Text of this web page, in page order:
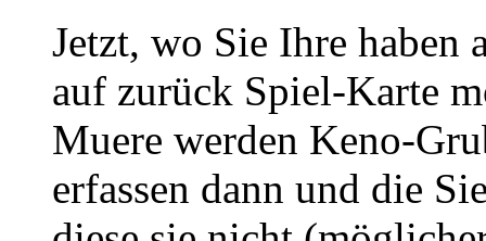
Jetzt, wo Sie Ihre haben
auf zurück Spiel-Karte
Muere werden Keno-
erfassen dann und die